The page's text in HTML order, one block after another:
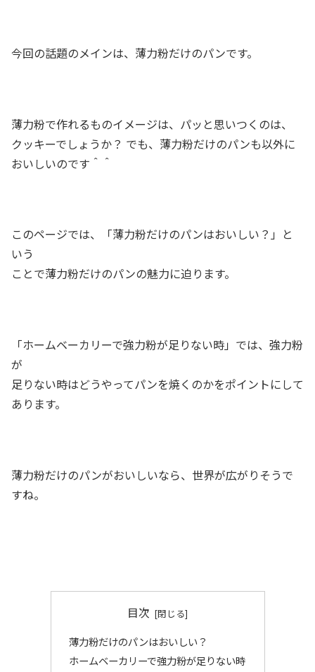
今回の話題のメインは、薄力粉だけのパンです。
薄力粉で作れるものイメージは、パッと思いつくのは、
クッキーでしょうか？ でも、薄力粉だけのパンも以外に
おいしいのです＾＾
このページでは、「薄力粉だけのパンはおいしい？」と
いう
ことで薄力粉だけのパンの魅力に迫ります。
「ホームベーカリーで強力粉が足りない時」では、強力粉
が
足りない時はどうやってパンを焼くのかをポイントにして
あります。
薄力粉だけのパンがおいしいなら、世界が広がりそうで
すね。
目次
薄力粉だけのパンはおいしい？
ホームベーカリーで強力粉が足りない時